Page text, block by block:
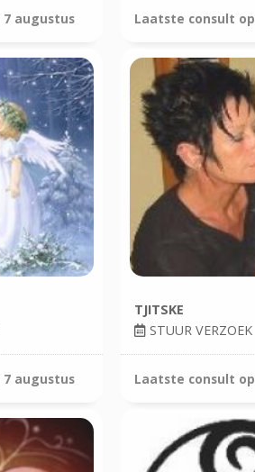
7 augustus Laatste consult op
7 augustus
TJITSKE
STUUR VERZOEK
Laatste consult op